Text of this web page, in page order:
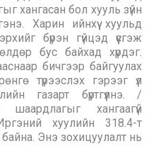
хангасан бол хууль зүйн
Харин ийнхүү хуульд
бүрэн гүйцэд үүсгэж
бус байхад хүрдэг.
бичгээр байгуулах
түрээслэх гэрээг үл
газарт бүртгүүлнэ. /
хангаагүй
хуулийн 318.4-т
байна. Энэ зохицуулалт нь